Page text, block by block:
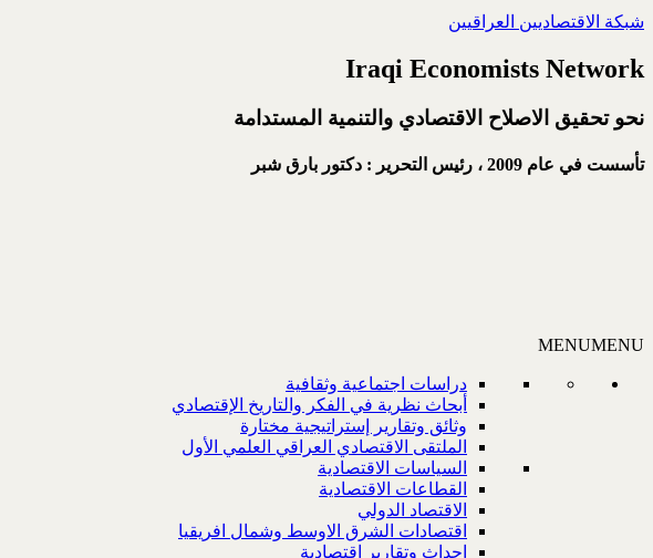
شبكة الاقتصاديين العراقيين
Iraqi Economists Network
نحو تحقيق الاصلاح الاقتصادي والتنمية المستدامة
تأسست في عام 2009 ، رئيس التحرير : دكتور بارق شبر
MENUMENU
دراسات اجتماعية وثقافية
أبحاث نظرية في الفكر والتاريخ الإقتصادي
وثائق وتقارير إستراتيجية مختارة
الملتقى الاقتصادي العراقي العلمي الأول
السياسات الاقتصادية
القطاعات الاقتصادية
الاقتصاد الدولي
اقتصادات الشرق الاوسط وشمال افريقيا
احداث وتقارير اقتصادية